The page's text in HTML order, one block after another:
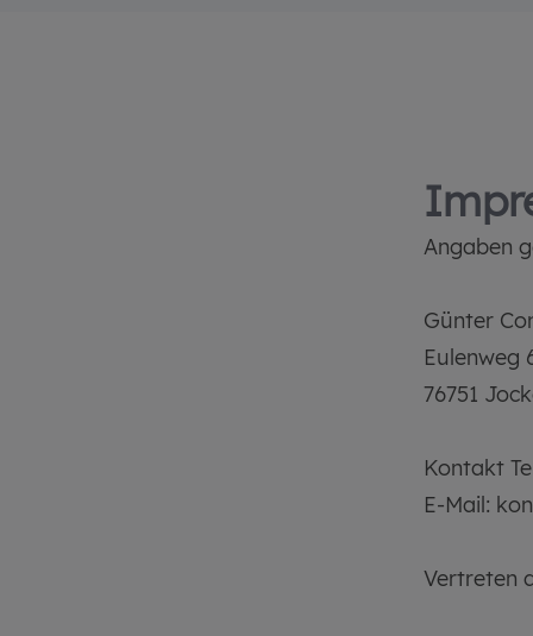
Angaben
Günter
Eulenweg
76751
Kontakt
E-Mail:
Vertreten